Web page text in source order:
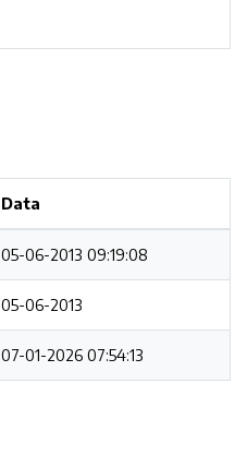
Data
05-06-2013 09:19:08
05-06-2013
07-01-2026 07:54:13